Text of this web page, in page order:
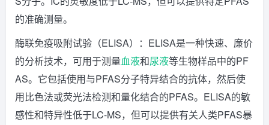
的准确测量。
酶联免疫吸附试验（ELISA）：ELISA是一种快速、廉价
的分析技术，可用于测量血液和尿液等生物样品中的PF
AS。它包括使用与PFAS分子特异结合的抗体，然后使
用比色法或荧光法检测和量化结合的PFAS。ELISA的敏
感性和特异性低于LC-MS，但可以提供有关人类PFAS暴